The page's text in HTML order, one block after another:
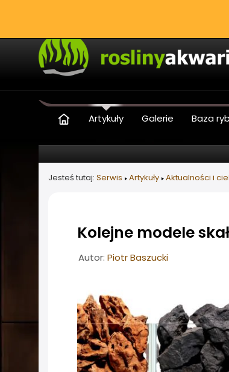
Artykuły Galerie Baza
Jesteś tutaj: Serwis Artykuły Aktualności i
Kolejne modele
Informacje o artykule
Autor: Piotr Baszucki